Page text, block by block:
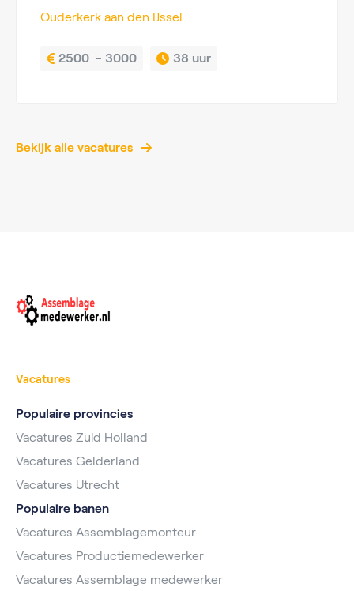
Ouderkerk aan den IJssel
2500  - 3000 38 uur
Bekijk alle vacatures
Vacatures
Populaire provincies
Vacatures Zuid Holland
Vacatures Gelderland
Vacatures Utrecht
Populaire banen
Vacatures Assemblagemonteur
Vacatures Productiemedewerker
Vacatures Assemblage medewerker